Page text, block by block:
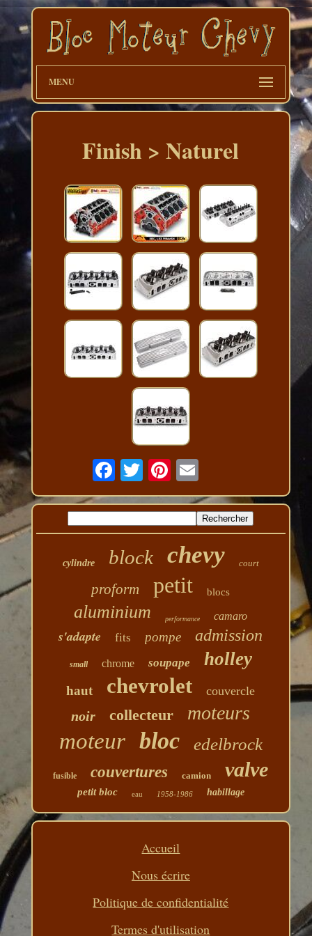
MENU
Finish > Naturel
cylindre block chevy court
proform petit blocs
aluminium performance camaro
s'adapte fits pompe admission
small chrome soupape holley
haut chevrolet couvercle
noir collecteur moteurs
moteur bloc edelbrock
fusible couvertures camion valve
petit bloc eau 1958-1986 habillage
Accueil
Nous écrire
Politique de confidentialité
Termes d'utilisation